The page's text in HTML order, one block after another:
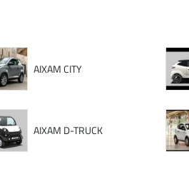
AIXAM CITY
AIXAM D-TRUCK